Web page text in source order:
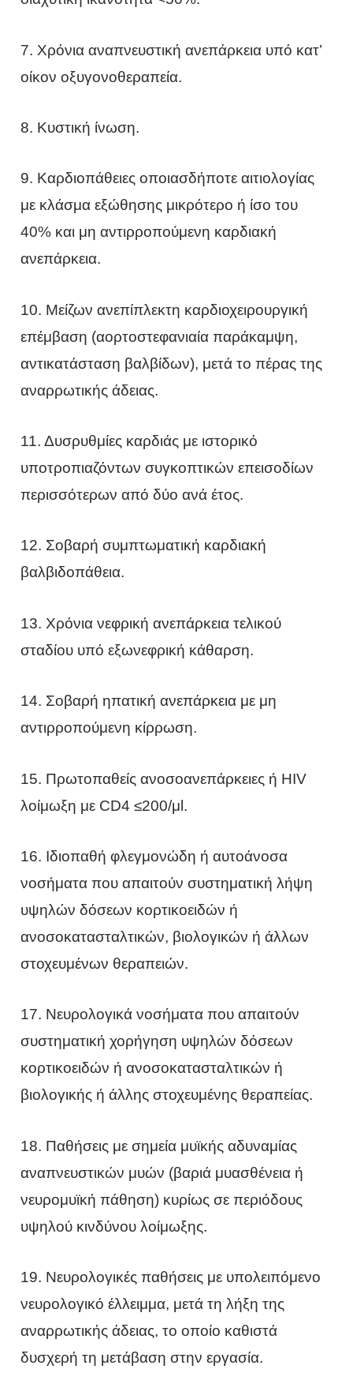
7. Χρόνια αναπνευστική ανεπάρκεια υπό κατ’
οίκον οξυγονοθεραπεία.
8. Κυστική ίνωση.
9. Καρδιοπάθειες οποιασδήποτε αιτιολογίας
με κλάσμα εξώθησης μικρότερο ή ίσο του
40% και μη αντιρροπούμενη καρδιακή
ανεπάρκεια.
10. Μείζων ανεπίπλεκτη καρδιοχειρουργική
επέμβαση (αορτοστεφανιαία παράκαμψη,
αντικατάσταση βαλβίδων), μετά το πέρας της
αναρρωτικής άδειας.
11. Δυσρυθμίες καρδιάς με ιστορικό
υποτροπιαζόντων συγκοπτικών επεισοδίων
περισσότερων από δύο ανά έτος.
12. Σοβαρή συμπτωματική καρδιακή
βαλβιδοπάθεια.
13. Χρόνια νεφρική ανεπάρκεια τελικού
σταδίου υπό εξωνεφρική κάθαρση.
14. Σοβαρή ηπατική ανεπάρκεια με μη
αντιρροπούμενη κίρρωση.
15. Πρωτοπαθείς ανοσοανεπάρκειες ή ΗIV
λοίμωξη με CD4 ≤200/μl.
16. Ιδιοπαθή φλεγμονώδη ή αυτοάνοσα
νοσήματα που απαιτούν συστηματική λήψη
υψηλών δόσεων κορτικοειδών ή
ανοσοκατασταλτικών, βιολογικών ή άλλων
στοχευμένων θεραπειών.
17. Νευρολογικά νοσήματα που απαιτούν
συστηματική χορήγηση υψηλών δόσεων
κορτικοειδών ή ανοσοκατασταλτικών ή
βιολογικής ή άλλης στοχευμένης θεραπείας.
18. Παθήσεις με σημεία μυϊκής αδυναμίας
αναπνευστικών μυών (βαριά μυασθένεια ή
νευρομυϊκή πάθηση) κυρίως σε περιόδους
υψηλού κινδύνου λοίμωξης.
19. Νευρολογικές παθήσεις με υπολειπόμενο
νευρολογικό έλλειμμα, μετά τη λήξη της
αναρρωτικής άδειας, το οποίο καθιστά
δυσχερή τη μετάβαση στην εργασία.